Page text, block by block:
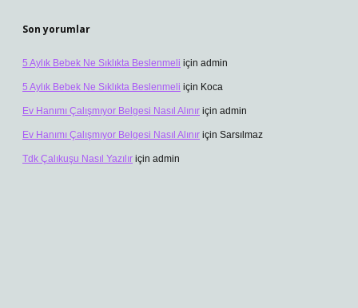
Son yorumlar
5 Aylık Bebek Ne Sıklıkta Beslenmeli için admin
5 Aylık Bebek Ne Sıklıkta Beslenmeli için Koca
Ev Hanımı Çalışmıyor Belgesi Nasıl Alınır için admin
Ev Hanımı Çalışmıyor Belgesi Nasıl Alınır için Sarsılmaz
Tdk Çalıkuşu Nasıl Yazılır için admin